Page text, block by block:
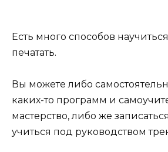
Есть много способов
печатать.
Вы можете либо
каких-то программ и
мастерство, либо же
учиться под руководством